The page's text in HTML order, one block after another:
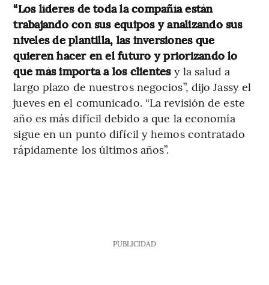
“Los líderes de toda la compañía están
trabajando con sus equipos y analizando sus
niveles de plantilla, las inversiones que
quieren hacer en el futuro y priorizando lo
que más importa a los clientes y la salud a
largo plazo de nuestros negocios”, dijo Jassy el
jueves en el comunicado. “La revisión de este
año es más difícil debido a que la economía
sigue en un punto difícil y hemos contratado
rápidamente los últimos años”.
PUBLICIDAD